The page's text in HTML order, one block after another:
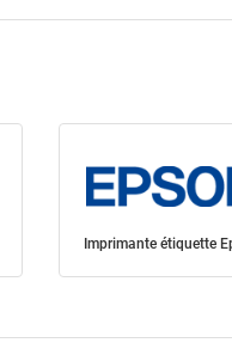
Imprimante étiquette